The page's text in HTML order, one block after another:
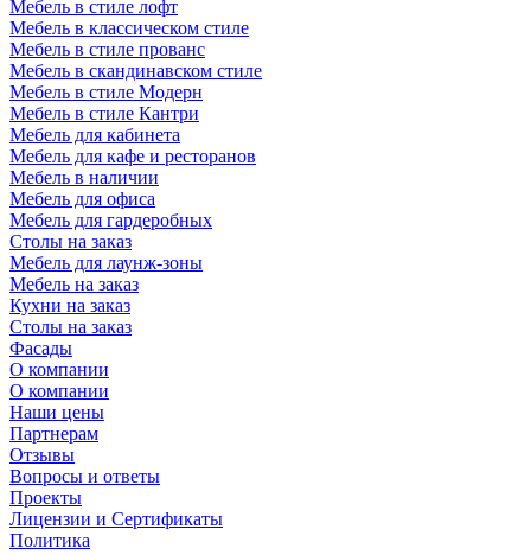
Мебель в стиле лофт
Мебель в классическом стиле
Мебель в стиле прованс
Мебель в скандинавском стиле
Мебель в стиле Модерн
Мебель в стиле Кантри
Мебель для кабинета
Мебель для кафе и ресторанов
Мебель в наличии
Мебель для офиса
Мебель для гардеробных
Столы на заказ
Мебель для лаунж-зоны
Мебель на заказ
Кухни на заказ
Столы на заказ
Фасады
О компании
О компании
Наши цены
Партнерам
Отзывы
Вопросы и ответы
Проекты
Лицензии и Сертификаты
Политика